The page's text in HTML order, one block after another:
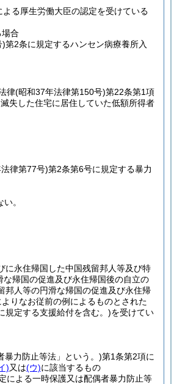
る厚生労働大臣の認定を受けている
合
)第2条に規定するハンセン病療養所入
律(昭和37年法律第150号)第22条第1項
失した住宅に居住していた低額所得者
律第77号)第2条第6号に規定する暴力
。
に永住帰国した中国残留邦人等及び特
帰国の促進及び永住帰国後の自立の
邦人等の円滑な帰国の促進及び永住帰
りなお従前の例によるものとされた
規定する支援給付を含む。)を受けてい
暴力防止等法」という。)第1条第2項に
)又は(ウ)に該当するもの
による一時保護又は配偶者暴力防止等